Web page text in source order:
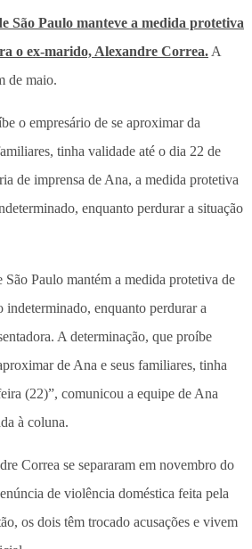
São Paulo manteve a medida protetiva
o ex-marido, Alexandre Correa.A
de maio.
o empresário de se aproximar da
tinha validade até o dia 22 de
de imprensa de Ana, a medida protetiva
enquanto perdurar a situação
Paulo mantém a medida protetiva de
enquanto perdurar a
A determinação, que proíbe
de Ana e seus familiares, tinha
(22)”, comunicou a equipe de Ana
à coluna.
Correa se separaram em novembro do
de violência doméstica feita pela
os dois têm trocado acusações e vivem